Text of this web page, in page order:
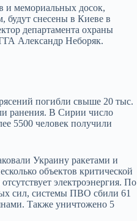
и мемориальных досок,
будут снесены в Киеве в
департамента охраны
Александр Неборяк.
погибли свыше 20 тыс.
ранения. В Сирии число
5500 человек получили
Украину ракетами и
объектов критической
электроэнергия. По
сил, cистемы ПВО сбили 61
Также уничтожено 5